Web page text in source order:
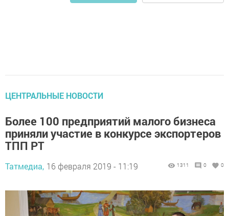
ЦЕНТРАЛЬНЫЕ НОВОСТИ
Более 100 предприятий малого бизнеса
приняли участие в конкурсе экспортеров
ТПП РТ
Татмедиа, 16 февраля 2019 - 11:19 1311 0 0